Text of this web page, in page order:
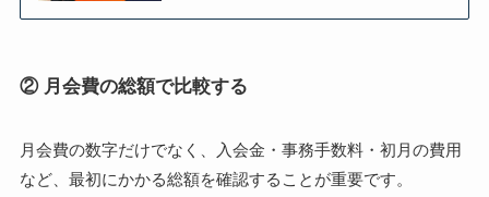
② 月会費の総額で比較する
月会費の数字だけでなく、入会金・事務手数料・初月の費用
など、最初にかかる総額を確認することが重要です。